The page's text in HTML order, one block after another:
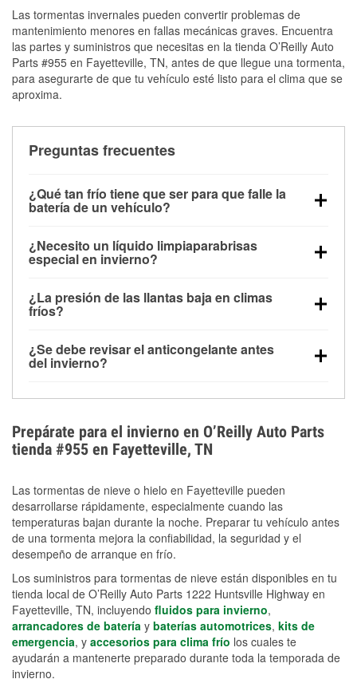
Las tormentas invernales pueden convertir problemas de
mantenimiento menores en fallas mecánicas graves. Encuentra
las partes y suministros que necesitas en la tienda O’Reilly Auto
Parts #955 en Fayetteville, TN, antes de que llegue una tormenta,
para asegurarte de que tu vehículo esté listo para el clima que se
aproxima.
Preguntas frecuentes
¿Qué tan frío tiene que ser para que falle la
batería de un vehículo?
debajo de los 32 °F y puede perder hasta la mitad de
su potencia de arranque cerca de los 0 °F, lo que
arranque.
¿Necesito un líquido limpiaparabrisas
especial en invierno?
la congelación y ayuda a disolver la sal y la nieve
derretida en la carretera para mejorar la visibilidad.
¿La presión de las llantas baja en climas
fríos?
alrededor de 1 PSI por cada 10 °F que baja la
temperatura. Puedes obtener más información sobre
¿Se debe revisar el anticongelante antes
del invierno?
el sobrecalentamiento en condiciones de frío
extremo. Aprende cómo comprobar la protección
anticongelante en nuestra sección How-To.
Prepárate para el invierno en O’Reilly Auto Parts
tienda #955 en Fayetteville, TN
Las tormentas de nieve o hielo en Fayetteville pueden
desarrollarse rápidamente, especialmente cuando las
temperaturas bajan durante la noche. Preparar tu vehículo antes
de una tormenta mejora la confiabilidad, la seguridad y el
desempeño de arranque en frío.
Los suministros para tormentas de nieve están disponibles en tu
tienda local de O’Reilly Auto Parts 1222 Huntsville Highway en
Fayetteville, TN, incluyendo fluidos para invierno,
arrancadores de batería y baterías automotrices, kits de
emergencia, y accesorios para clima frío los cuales te
ayudarán a mantenerte preparado durante toda la temporada de
invierno.